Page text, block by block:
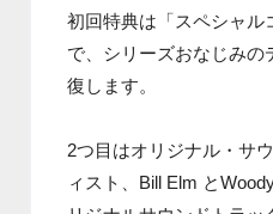
初回特典は「スペシャル
で、シリーズおなじみの
復します。
2つ目はオリジナル・サ
ィスト、Bill Elm と